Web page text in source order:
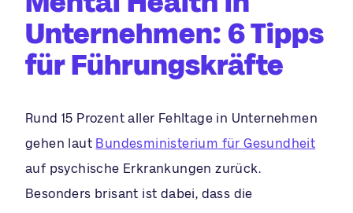
Unternehmen: 6 Tipps
für Führungskräfte
Rund 15 Prozent aller Fehltage in Unternehmen
gehen laut Bundesministerium für Gesundheit
auf psychische Erkrankungen zurück.
Besonders brisant ist dabei, dass die